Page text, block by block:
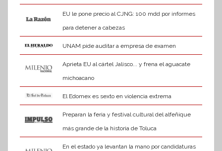
EU le pone precio al CJNG: 100 mdd por informes
para detener a cabezas
UNAM pide auditar a empresa de examen
Aprieta EU al cártel Jalisco... y frena el aguacate
michoacano
El Edomex es sexto en violencia extrema
Preparan la feria y festival cultural del alfeñique
más grande de la historia de Toluca
En el estado ya levantan la mano por candidaturas